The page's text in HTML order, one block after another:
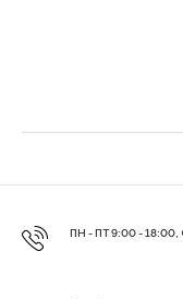
ПН - ПТ 9:00 - 18:00,